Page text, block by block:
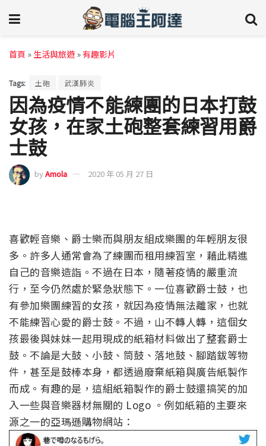
首頁 » 生活與旅遊 »有趣影片
Tags: 土砲 武漢肺炎
因為疫情不能練團的日本打鼓
女孩，在家土砲整套練習用爵
士鼓
byAmola 2020 年 05 月 27 日
喜歡輕音樂、爵士樂而與朋友組成樂團的年輕朋友很
多。許多人通常會為了練團而租用練習室，藉此精進
自己的音樂造詣。不過在日本，隨著疫情的嚴重流
行，至今仍然處於緊急狀態下。一位喜歡爵士鼓，也
有參加樂團練習的女孩，就因為疫情無法離家，也就
不能練習心愛的爵士鼓。不過，山不轉人轉，這個女
孩最後與妹妹一起用現成的紙箱材料做出了整套爵士
鼓。不論是大鼓、小鼓、筒鼓、落地鼓、腳踏鈸等物
件，甚至是鼓棒本身，都透過廢棄紙箱與廣告紙製作
而成。有趣的是，這組紙箱製作的爵士鼓還搞笑的加
入一些與音樂器材無關的 Logo 。例如紙箱的主要來
源之一的亞瑪遜購物網站：